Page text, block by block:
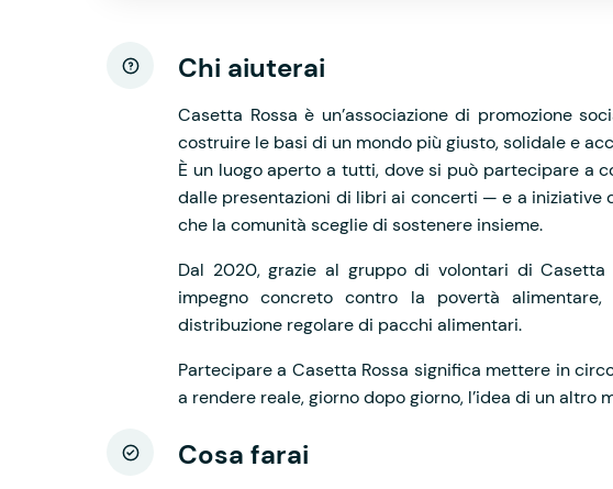
Chi aiuterai
Casetta Rossa è un’associazione di promozione
costruire le basi di un mondo più giusto, solidale e
È un luogo aperto a tutti, dove si può partecipare a
dalle presentazioni di libri ai concerti — e a iniziative
che la comunità sceglie di sostenere insieme.
Dal 2020, grazie al gruppo di volontari di Casetta
impegno concreto contro la povertà
distribuzione regolare di pacchi alimentari.
Partecipare a Casetta Rossa significa mettere in
a rendere reale, giorno dopo giorno, l’idea di un altro
Cosa farai